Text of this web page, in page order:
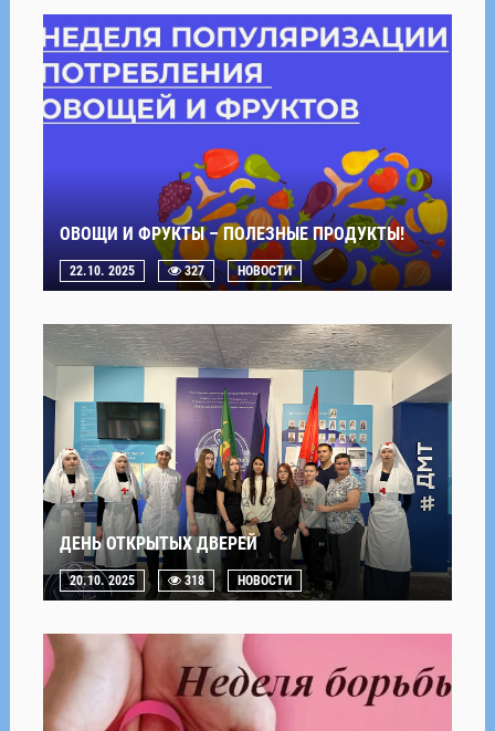
ОВОЩИ И ФРУКТЫ – ПОЛЕЗНЫЕ ПРОДУКТЫ!
22.10. 2025 327 НОВОСТИ
ДЕНЬ ОТКРЫТЫХ ДВЕРЕЙ
20.10. 2025 318 НОВОСТИ